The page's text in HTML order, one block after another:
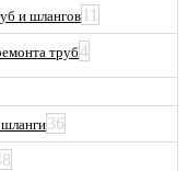
и шлангов 11
труб4
36